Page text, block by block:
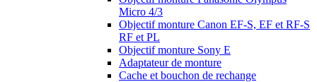
Micro 4/3
Objectif monture Canon EF-S, EF et RF-S
RF et PL
Objectif monture Sony E
Adaptateur de monture
Cache et bouchon de rechange